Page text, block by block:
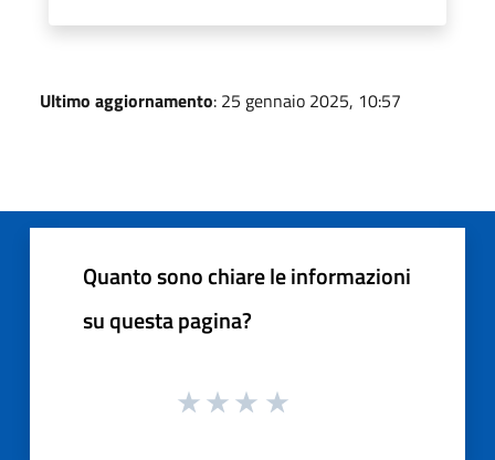
Ultimo aggiornamento: 25 gennaio 2025, 10:57
Quanto sono chiare le informazioni
su questa pagina?